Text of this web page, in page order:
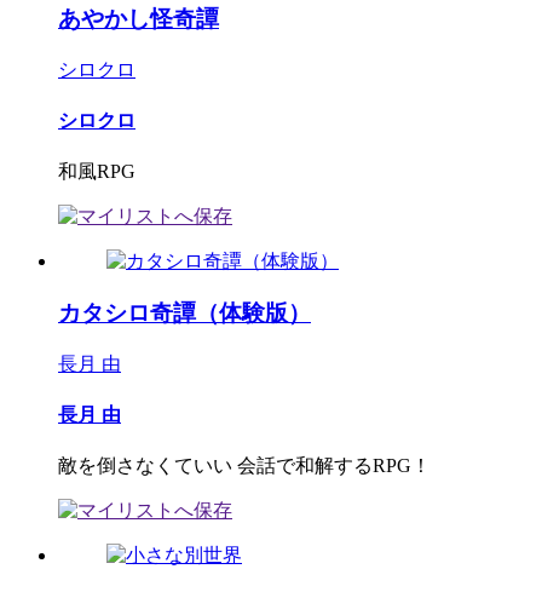
あやかし怪奇譚
シロクロ
シロクロ
和風RPG
カタシロ奇譚（体験版）
長月 由
長月 由
敵を倒さなくていい 会話で和解するRPG！